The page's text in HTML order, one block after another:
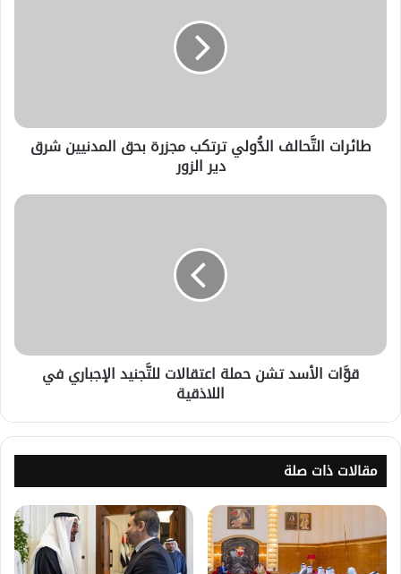
طائرات التَّحالف الدُّولي ترتكب مجزرة بحق المدنيين شرق
دير الزور
قوَّات الأسد تشن حملة اعتقالات للتَّجنيد الإجباري في
اللاذقية
مقالات ذات صلة